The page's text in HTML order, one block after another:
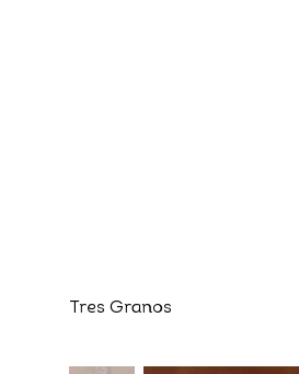
Tres Granos